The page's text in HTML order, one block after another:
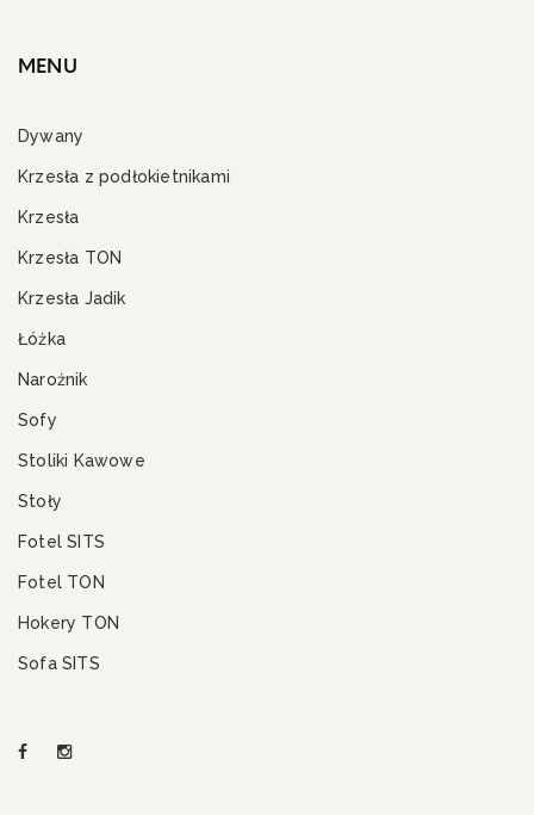
MENU
Dywany
Krzesła z podłokietnikami
Krzesła
Krzesła TON
Krzesła Jadik
Łóżka
Narożnik
Sofy
Stoliki Kawowe
Stoły
Fotel SITS
Fotel TON
Hokery TON
Sofa SITS